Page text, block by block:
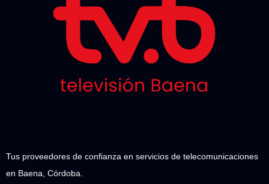
Tus proveedores de confianza en servicios de telecomunicaciones
en Baena, Córdoba.